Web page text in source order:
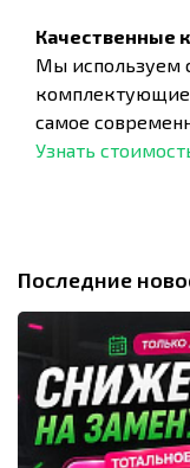
Качественные
Мы используем
комплектующие
самое
Узнать
Последние